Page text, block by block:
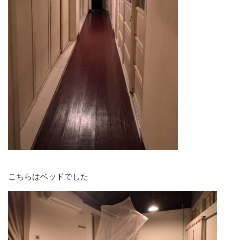
こちらはベッドでした